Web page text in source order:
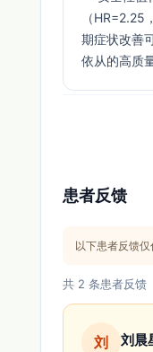
（
期症状改善
依从的高质
患者反馈
以下患者反馈
共 2 条患者反馈
刘 刘晨